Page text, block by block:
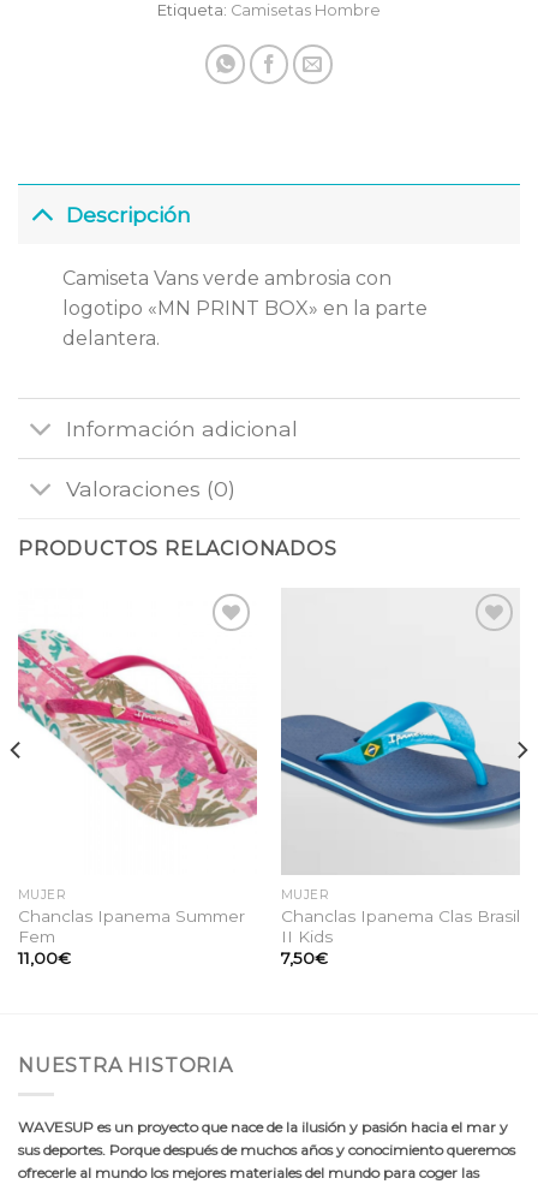
Etiqueta: Camisetas Hombre
Descripción
Camiseta Vans verde ambrosia con
logotipo «MN PRINT BOX» en la parte
delantera.
Información adicional
Valoraciones (0)
PRODUCTOS RELACIONADOS
deseos
MUJER
Chanclas Ipanema Summer
Fem
11,00€
deseos
MUJER
Chanclas Ipanema Clas Brasil
II Kids
7,50€
NUESTRA HISTORIA
WAVESUP es un proyecto que nace de la ilusión y pasión hacia el mar y
sus deportes. Porque después de muchos años y conocimiento queremos
ofrecerle al mundo los mejores materiales del mundo para coger las